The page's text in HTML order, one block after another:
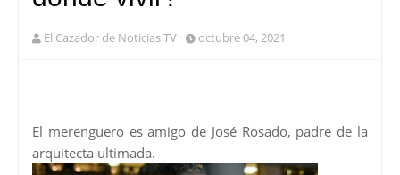
El Cazador de Noticias TV octubre 04, 2021
El merenguero es amigo de José Rosado, padre de la
arquitecta ultimada.